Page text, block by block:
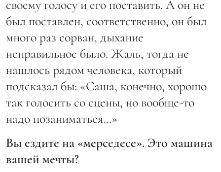
своему голосу и его поставить. А он не
был поставлен, соответственно, он был
много раз сорван, дыхание
неправильное было. Жаль, тогда не
нашлось рядом человека, который
подсказал бы: «Саша, конечно, хорошо
так голосить со сцены, но вообще-то
надо позаниматься…»
Вы ездите на «мерседесе». Это машина
вашей мечты?